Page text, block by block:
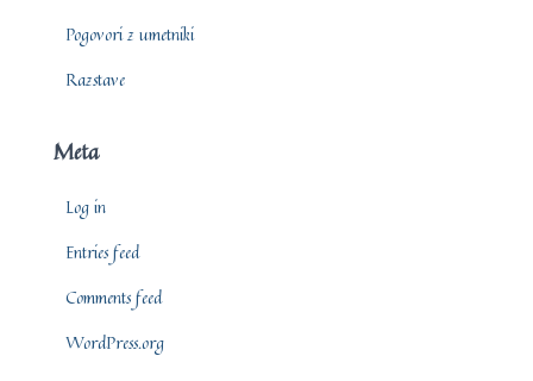
Pogovori z umetniki
Razstave
Meta
Log in
Entries feed
Comments feed
WordPress.org